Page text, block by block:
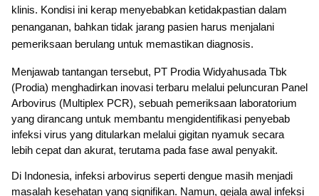
klinis. Kondisi ini kerap menyebabkan ketidakpastian dalam
penanganan, bahkan tidak jarang pasien harus menjalani
pemeriksaan berulang untuk memastikan diagnosis.
Menjawab tantangan tersebut, PT Prodia Widyahusada Tbk
(Prodia) menghadirkan inovasi terbaru melalui peluncuran Panel
Arbovirus (Multiplex PCR), sebuah pemeriksaan laboratorium
yang dirancang untuk membantu mengidentifikasi penyebab
infeksi virus yang ditularkan melalui gigitan nyamuk secara
lebih cepat dan akurat, terutama pada fase awal penyakit.
Di Indonesia, infeksi arbovirus seperti dengue masih menjadi
masalah kesehatan yang signifikan. Namun, gejala awal infeksi